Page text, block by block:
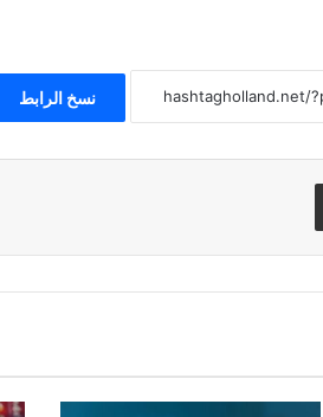
نسخ الرابط
مشاركة عبر البريد